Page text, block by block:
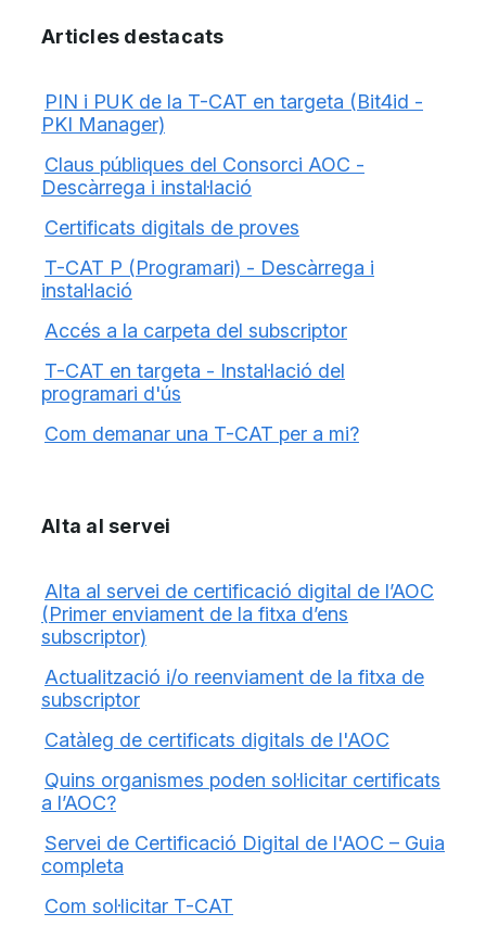
Articles destacats
PIN i PUK de la T-CAT en targeta (Bit4id -
PKI Manager)
Claus públiques del Consorci AOC -
Descàrrega i instal·lació
Certificats digitals de proves
T-CAT P (Programari) - Descàrrega i
instal·lació
Accés a la carpeta del subscriptor
T-CAT en targeta - Instal·lació del
programari d'ús
Com demanar una T-CAT per a mi?
Alta al servei
Alta al servei de certificació digital de l’AOC
(Primer enviament de la fitxa d’ens
subscriptor)
Actualització i/o reenviament de la fitxa de
subscriptor
Catàleg de certificats digitals de l'AOC
Quins organismes poden sol·licitar certificats
a l’AOC?
Servei de Certificació Digital de l'AOC – Guia
completa
Com sol·licitar T-CAT